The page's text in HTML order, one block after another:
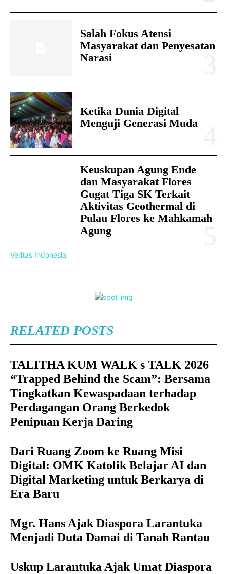
Salah Fokus Atensi
Masyarakat dan Penyesatan
Narasi
Ketika Dunia Digital
Menguji Generasi Muda
Keuskupan Agung Ende
dan Masyarakat Flores
Gugat Tiga SK Terkait
Aktivitas Geothermal di
Pulau Flores ke Mahkamah
Agung
Veritas Indonesia
RELATED POSTS
TALITHA KUM WALK s TALK 2026
“Trapped Behind the Scam”: Bersama
Tingkatkan Kewaspadaan terhadap
Perdagangan Orang Berkedok
Penipuan Kerja Daring
Dari Ruang Zoom ke Ruang Misi
Digital: OMK Katolik Belajar AI dan
Digital Marketing untuk Berkarya di
Era Baru
Mgr. Hans Ajak Diaspora Larantuka
Menjadi Duta Damai di Tanah Rantau
Uskup Larantuka Ajak Umat Diaspora